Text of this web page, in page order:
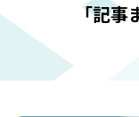
「記